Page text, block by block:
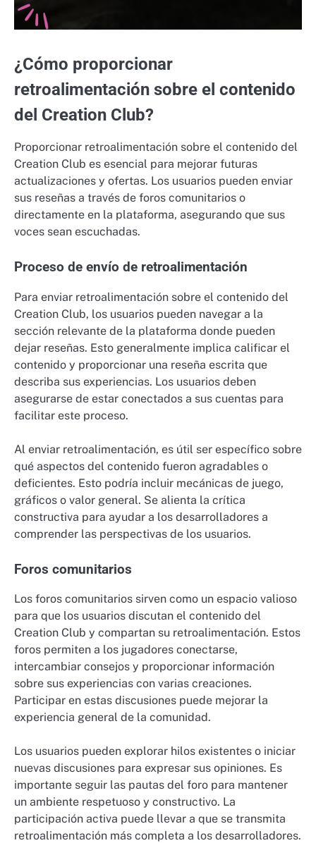
¿Cómo proporcionar
retroalimentación sobre el contenido
del Creation Club?
Proporcionar retroalimentación sobre el contenido del
Creation Club es esencial para mejorar futuras
actualizaciones y ofertas. Los usuarios pueden enviar
sus reseñas a través de foros comunitarios o
directamente en la plataforma, asegurando que sus
voces sean escuchadas.
Proceso de envío de retroalimentación
Para enviar retroalimentación sobre el contenido del
Creation Club, los usuarios pueden navegar a la
sección relevante de la plataforma donde pueden
dejar reseñas. Esto generalmente implica calificar el
contenido y proporcionar una reseña escrita que
describa sus experiencias. Los usuarios deben
asegurarse de estar conectados a sus cuentas para
facilitar este proceso.
Al enviar retroalimentación, es útil ser específico sobre
qué aspectos del contenido fueron agradables o
deficientes. Esto podría incluir mecánicas de juego,
gráficos o valor general. Se alienta la crítica
constructiva para ayudar a los desarrolladores a
comprender las perspectivas de los usuarios.
Foros comunitarios
Los foros comunitarios sirven como un espacio valioso
para que los usuarios discutan el contenido del
Creation Club y compartan su retroalimentación. Estos
foros permiten a los jugadores conectarse,
intercambiar consejos y proporcionar información
sobre sus experiencias con varias creaciones.
Participar en estas discusiones puede mejorar la
experiencia general de la comunidad.
Los usuarios pueden explorar hilos existentes o iniciar
nuevas discusiones para expresar sus opiniones. Es
importante seguir las pautas del foro para mantener
un ambiente respetuoso y constructivo. La
participación activa puede llevar a que se transmita
retroalimentación más completa a los desarrolladores.